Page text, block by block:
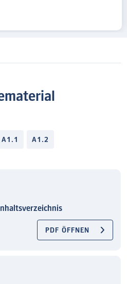
A1.1 A1.2
PDF ÖFFNEN